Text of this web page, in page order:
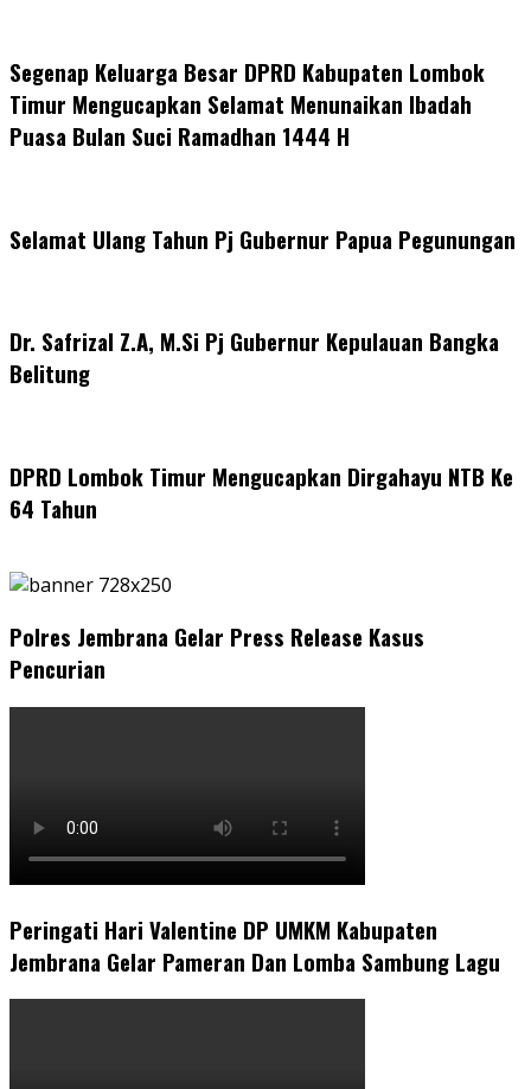
Segenap Keluarga Besar DPRD Kabupaten Lombok
Timur Mengucapkan Selamat Menunaikan Ibadah
Puasa Bulan Suci Ramadhan 1444 H
Selamat Ulang Tahun Pj Gubernur Papua Pegunungan
Dr. Safrizal Z.A, M.Si Pj Gubernur Kepulauan Bangka
Belitung
DPRD Lombok Timur Mengucapkan Dirgahayu NTB Ke
64 Tahun
Polres Jembrana Gelar Press Release Kasus
Pencurian
Peringati Hari Valentine DP UMKM Kabupaten
Jembrana Gelar Pameran Dan Lomba Sambung Lagu